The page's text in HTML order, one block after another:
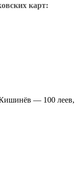
карт:
— 100 леев,